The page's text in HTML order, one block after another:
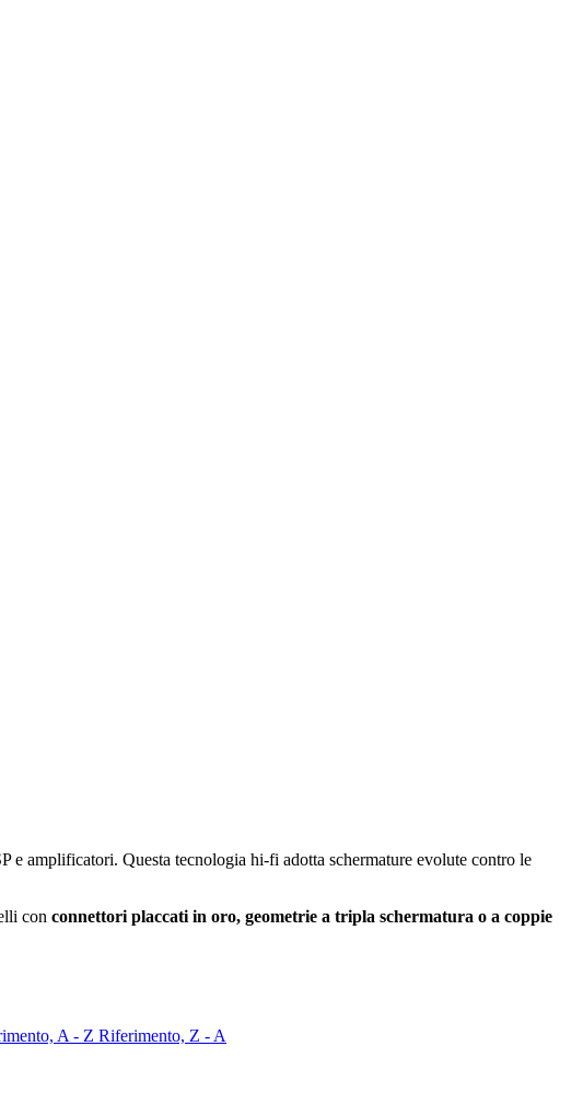
e amplificatori. Questa tecnologia hi-fi adotta schermature evolute contro le
con connettori placcati in oro, geometrie a tripla schermatura o a coppie
A - Z Riferimento, Z - A